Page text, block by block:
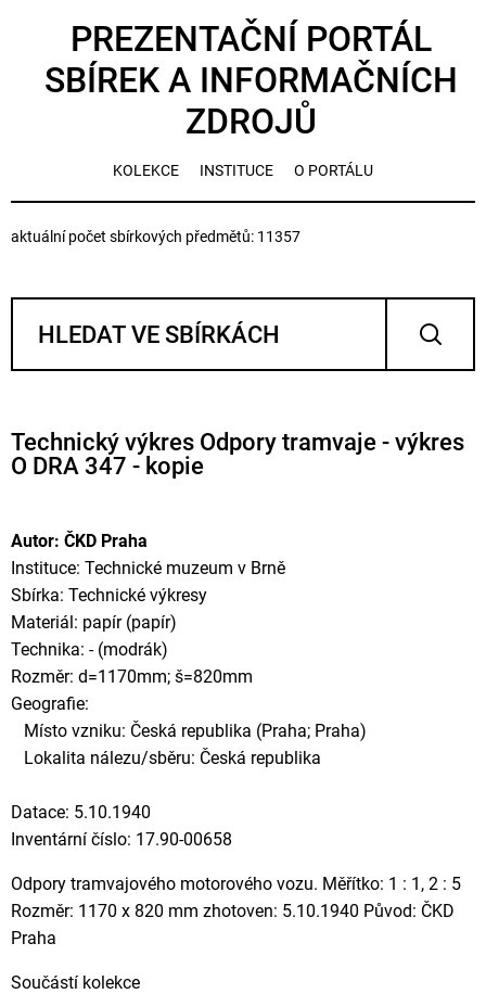
PREZENTAČNÍ PORTÁL
SBÍREK A INFORMAČNÍCH
ZDROJŮ
KOLEKCE INSTITUCE O PORTÁLU
aktuální počet sbírkových předmětů: 11357
Technický výkres Odpory tramvaje - výkres
O DRA 347 - kopie
Autor: ČKD Praha
Instituce: Technické muzeum v Brně
Sbírka: Technické výkresy
Materiál: papír (papír)
Technika: - (modrák)
Rozměr: d=1170mm; š=820mm
Geografie:
Místo vzniku: Česká republika (Praha; Praha)
Lokalita nálezu/sběru: Česká republika
Datace: 5.10.1940
Inventární číslo: 17.90-00658
Odpory tramvajového motorového vozu. Měřítko: 1 : 1, 2 : 5
Rozměr: 1170 x 820 mm zhotoven: 5.10.1940 Původ: ČKD
Praha
Součástí kolekce